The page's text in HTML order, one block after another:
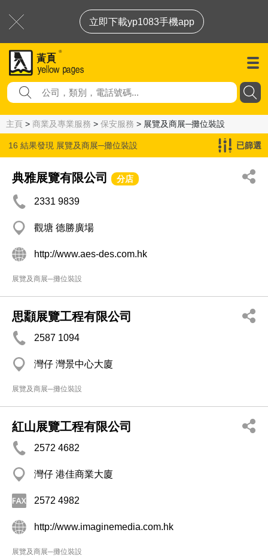
立即下載yp1083手機app
主頁 > 商業及專業服務 > 保安服務 > 展覽及商展─攤位裝設
16 結果發現 展覽及商展─攤位裝設 已篩選
典雅展覽有限公司 分店
2331 9839
觀塘 德勝廣場
http://www.aes-des.com.hk
展覽及商展─攤位裝設
思顬展覽工程有限公司
2587 1094
灣仔 灣景中心大廈
展覽及商展─攤位裝設
紅山展覽工程有限公司
2572 4682
灣仔 港佳商業大廈
2572 4982
http://www.imaginemedia.com.hk
展覽及商展─攤位裝設